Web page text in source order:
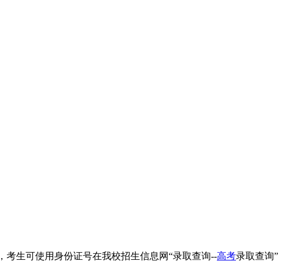
考生可使用身份证号在我校招生信息网“录取查询--高考录取查询”